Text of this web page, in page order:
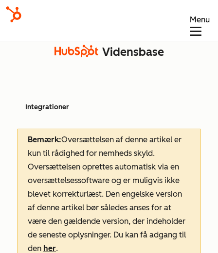
Menu
Vidensbase
Integrationer
Bemærk:Oversættelsen af denne artikel er
kun til rådighed for nemheds skyld.
Oversættelsen oprettes automatisk via en
oversættelsessoftware og er muligvis ikke
blevet korrekturlæst. Den engelske version
af denne artikel bør således anses for at
være den gældende version, der indeholder
de seneste oplysninger. Du kan få adgang til
den her.